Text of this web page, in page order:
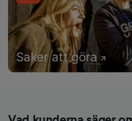
Saker att göra